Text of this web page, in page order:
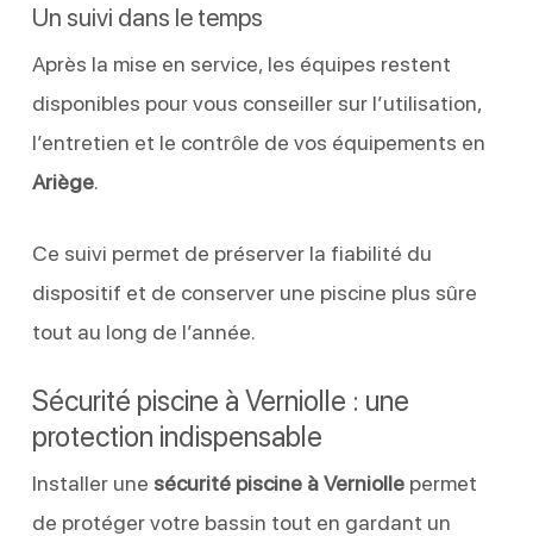
Un suivi dans le temps
Après la mise en service, les équipes restent
disponibles pour vous conseiller sur l’utilisation,
l’entretien et le contrôle de vos équipements en
Ariège.
Ce suivi permet de préserver la fiabilité du
dispositif et de conserver une piscine plus sûre
tout au long de l’année.
Sécurité piscine à Verniolle : une
protection indispensable
Installer une sécurité piscine à Verniollepermet
de protéger votre bassin tout en gardant un